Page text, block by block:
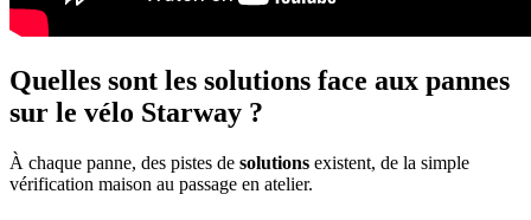
Quelles sont les solutions face aux pannes
sur le vélo Starway ?
À chaque panne, des pistes de solutions existent, de la simple
vérification maison au passage en atelier.